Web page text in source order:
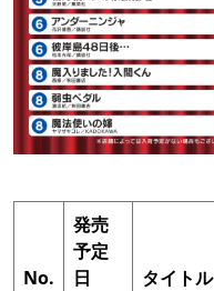
No.
発売
予定
日
タイトル